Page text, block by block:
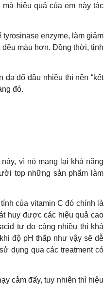
hiệu quả của em này tác
enzyme, làm giảm
đều màu hơn. Đồng thời, tinh
đổ dầu nhiều thì nên “kết
đó.
vì nó mang lại khả năng
top những sản phẩm làm
của vitamin C đó chính là
huy được các hiệu quả cao
tự do càng nhiều thì khả
độ pH thấp như vậy sẽ dễ
dụng qua các treatment có
cảm đấy, tuy nhiên thì hiệu